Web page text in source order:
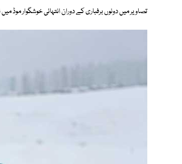
تصاویر میں دونوں برفباری کے دوران انتہائی خوشگوار